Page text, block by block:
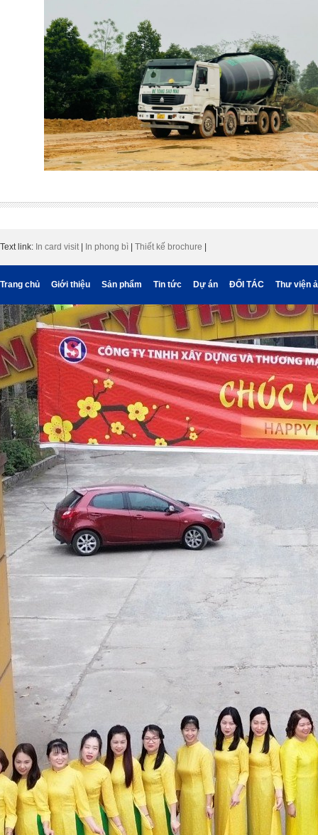
Text link: In card visit| In phong bì | Thiết kế brochure |
Trang chủ Giới thiệu Sản phẩm Tin tức Dự án ĐỐI TÁC Thư viện